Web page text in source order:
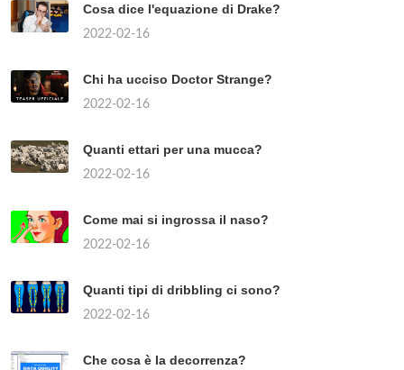
Cosa dice l'equazione di Drake?
2022-02-16
Chi ha ucciso Doctor Strange?
2022-02-16
Quanti ettari per una mucca?
2022-02-16
Come mai si ingrossa il naso?
2022-02-16
Quanti tipi di dribbling ci sono?
2022-02-16
Che cosa è la decorrenza?